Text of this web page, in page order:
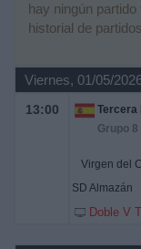
hay ningún
historial de
Viernes, 01/05/
13:00
Tercera
Grupo 8
Virgen del
SD Almazán
Doble V